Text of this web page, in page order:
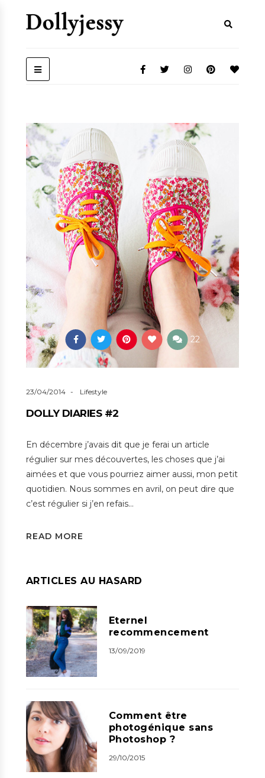
22
23/04/2014 Lifestyle
DOLLY DIARIES #2
En décembre j’avais dit que je ferai un article
régulier sur mes découvertes, les choses que j’ai
aimées et que vous pourriez aimer aussi, mon petit
quotidien. Nous sommes en avril, on peut dire que
c’est régulier si j’en refais…
READ MORE
ARTICLES AU HASARD
Eternel
recommencement
13/09/2019
Comment être
photogénique sans
Photoshop ?
29/10/2015